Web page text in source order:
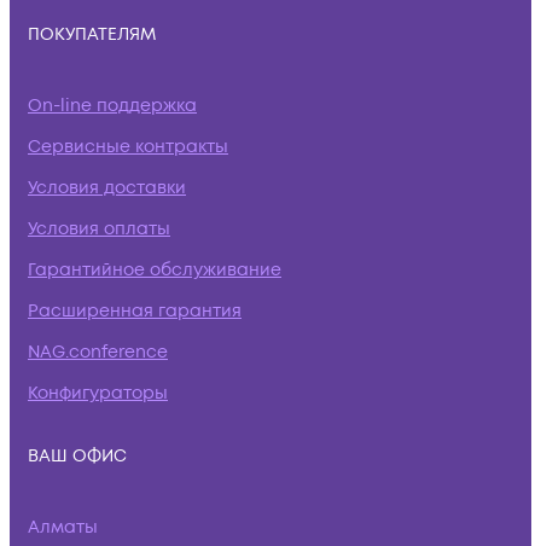
ПОКУПАТЕЛЯМ
On-line поддержка
Сервисные контракты
Условия доставки
Условия оплаты
Гарантийное обслуживание
Расширенная гарантия
NAG.conference
Конфигураторы
ВАШ ОФИС
Алматы